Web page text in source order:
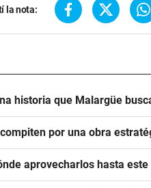
la nota:
historia que Malargüe
por una obra
aprovecharlos hasta